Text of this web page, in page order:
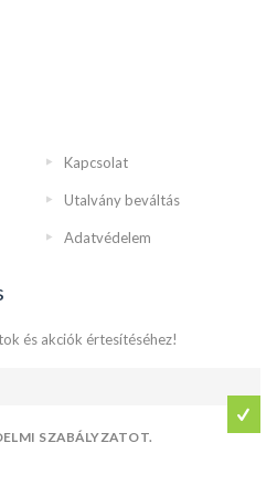
Kapcsolat
Utalvány beváltás
Adatvédelem
és akciók értesítéséhez!
SZABÁLYZATOT.